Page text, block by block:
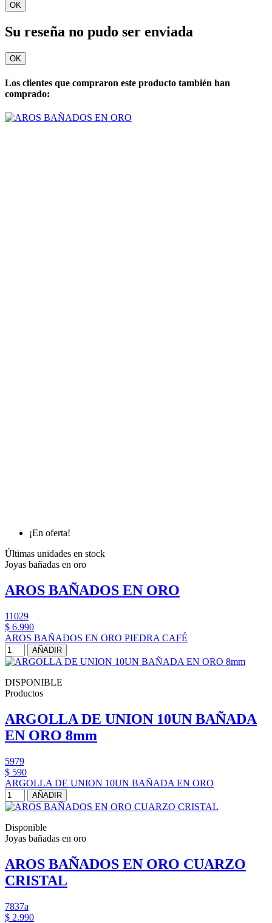
OK
Su reseña no pudo ser enviada
OK
Los clientes que compraron este producto también han
comprado:
¡En oferta!
Últimas unidades en stock
Joyas bañadas en oro
AROS BAÑADOS EN ORO
11029
$ 6.990
AROS BAÑADOS EN ORO PIEDRA CAFÉ
AÑADIR
DISPONIBLE
Productos
ARGOLLA DE UNION 10UN BAÑADA
EN ORO 8mm
5979
$ 590
ARGOLLA DE UNION 10UN BAÑADA EN ORO
AÑADIR
Disponible
Joyas bañadas en oro
AROS BAÑADOS EN ORO CUARZO
CRISTAL
7837a
$ 2.990